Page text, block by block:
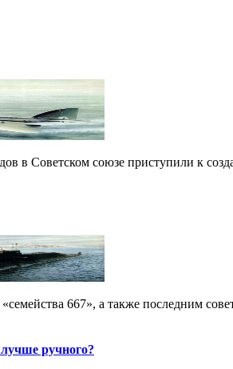
в Советском союзе приступили к
667», а также последним
ручного?